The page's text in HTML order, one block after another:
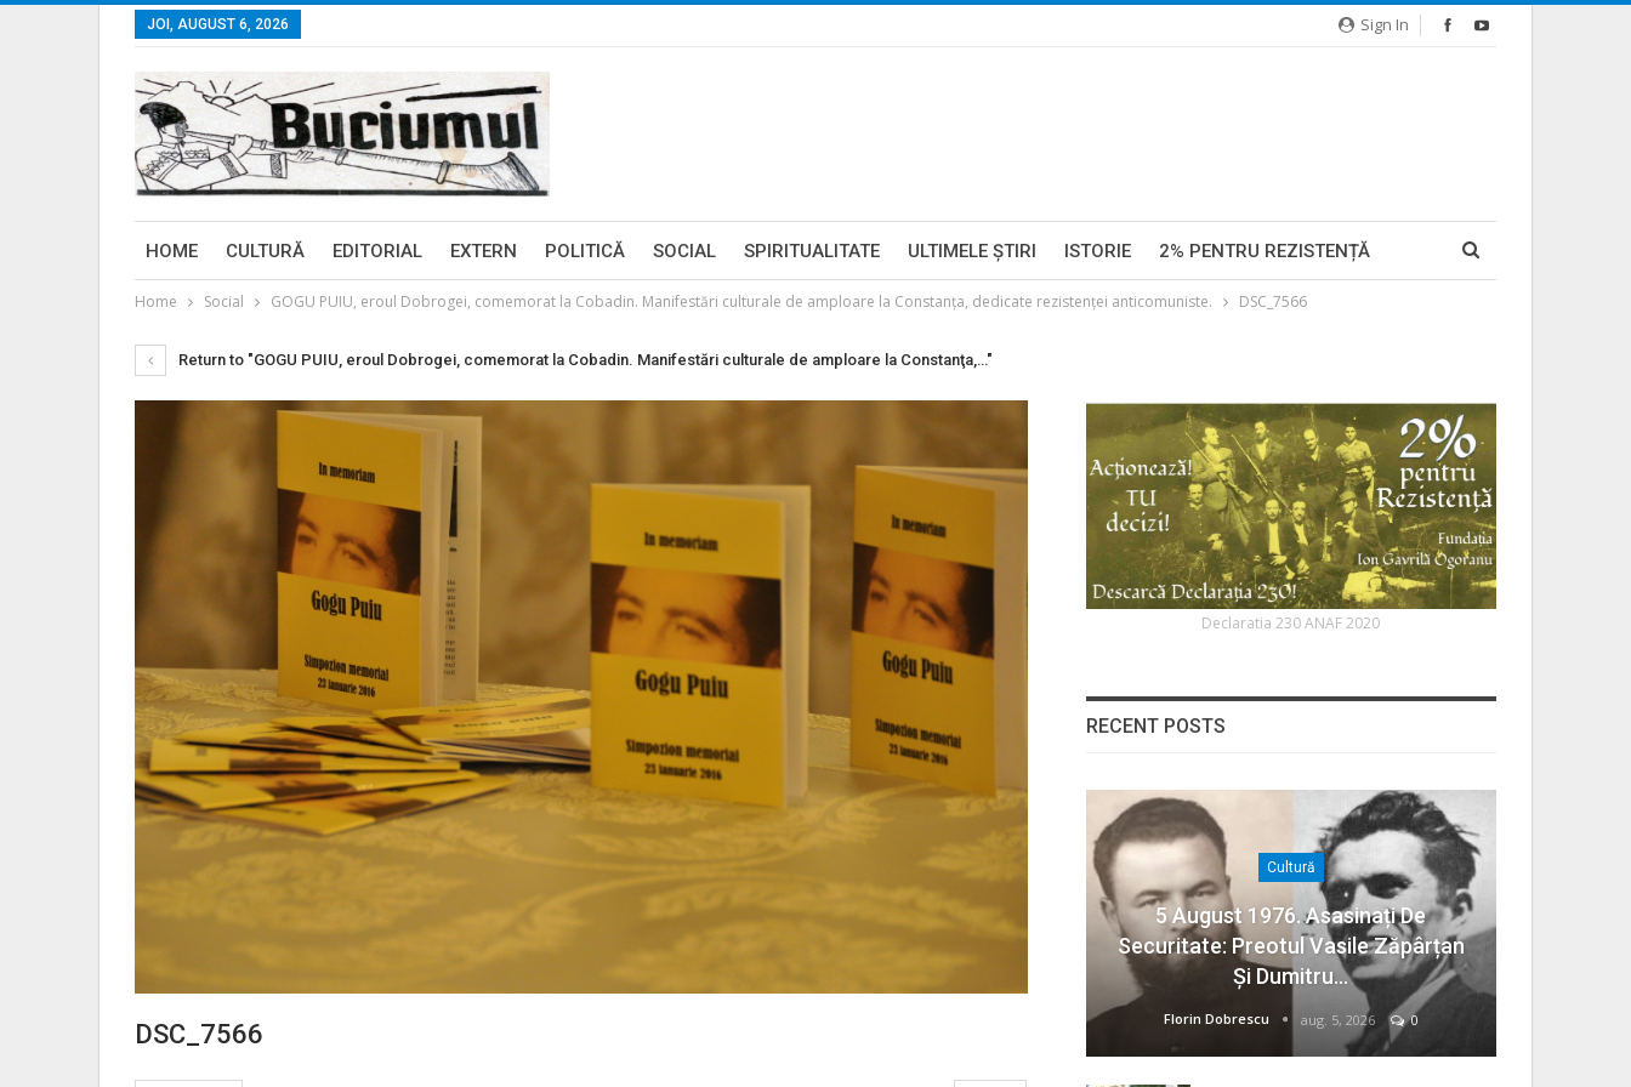
Sign In
JOI, AUGUST 6, 2026
HOME CULTURĂ EDITORIAL EXTERN POLITICĂ SOCIAL SPIRITUALITATE ULTIMELE ŞTIRI ISTORIE 2% PENTRU REZISTENȚĂ
Home Social GOGU PUIU, eroul Dobrogei, comemorat la Cobadin. Manifestări culturale de amploare la Constanţa, dedicate rezistenţei anticomuniste. DSC_7566
Return to "GOGU PUIU, eroul Dobrogei, comemorat la Cobadin. Manifestări culturale de amploare la Constanţa,…"
DSC_7566
Declaratia 230 ANAF 2020
RECENT POSTS
Cultură
5 August 1976. Asasinați De
Securitate: Preotul Vasile Zăpârțan
Și Dumitru…
Florin Dobrescu aug. 5, 2026 0